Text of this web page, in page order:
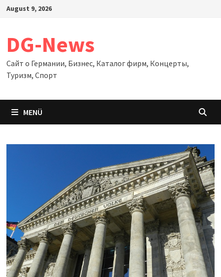
Zum
August 9, 2026
DG-News
Сайт о Германии, Бизнес, Каталог фирм, Концерты,
Туризм, Спорт
MENÜ